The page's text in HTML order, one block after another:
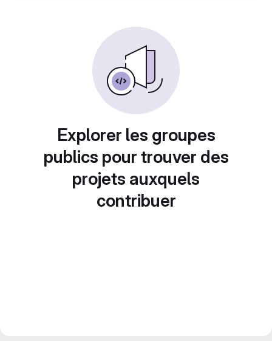
Explorer les groupes
publics pour trouver des
projets auxquels
contribuer